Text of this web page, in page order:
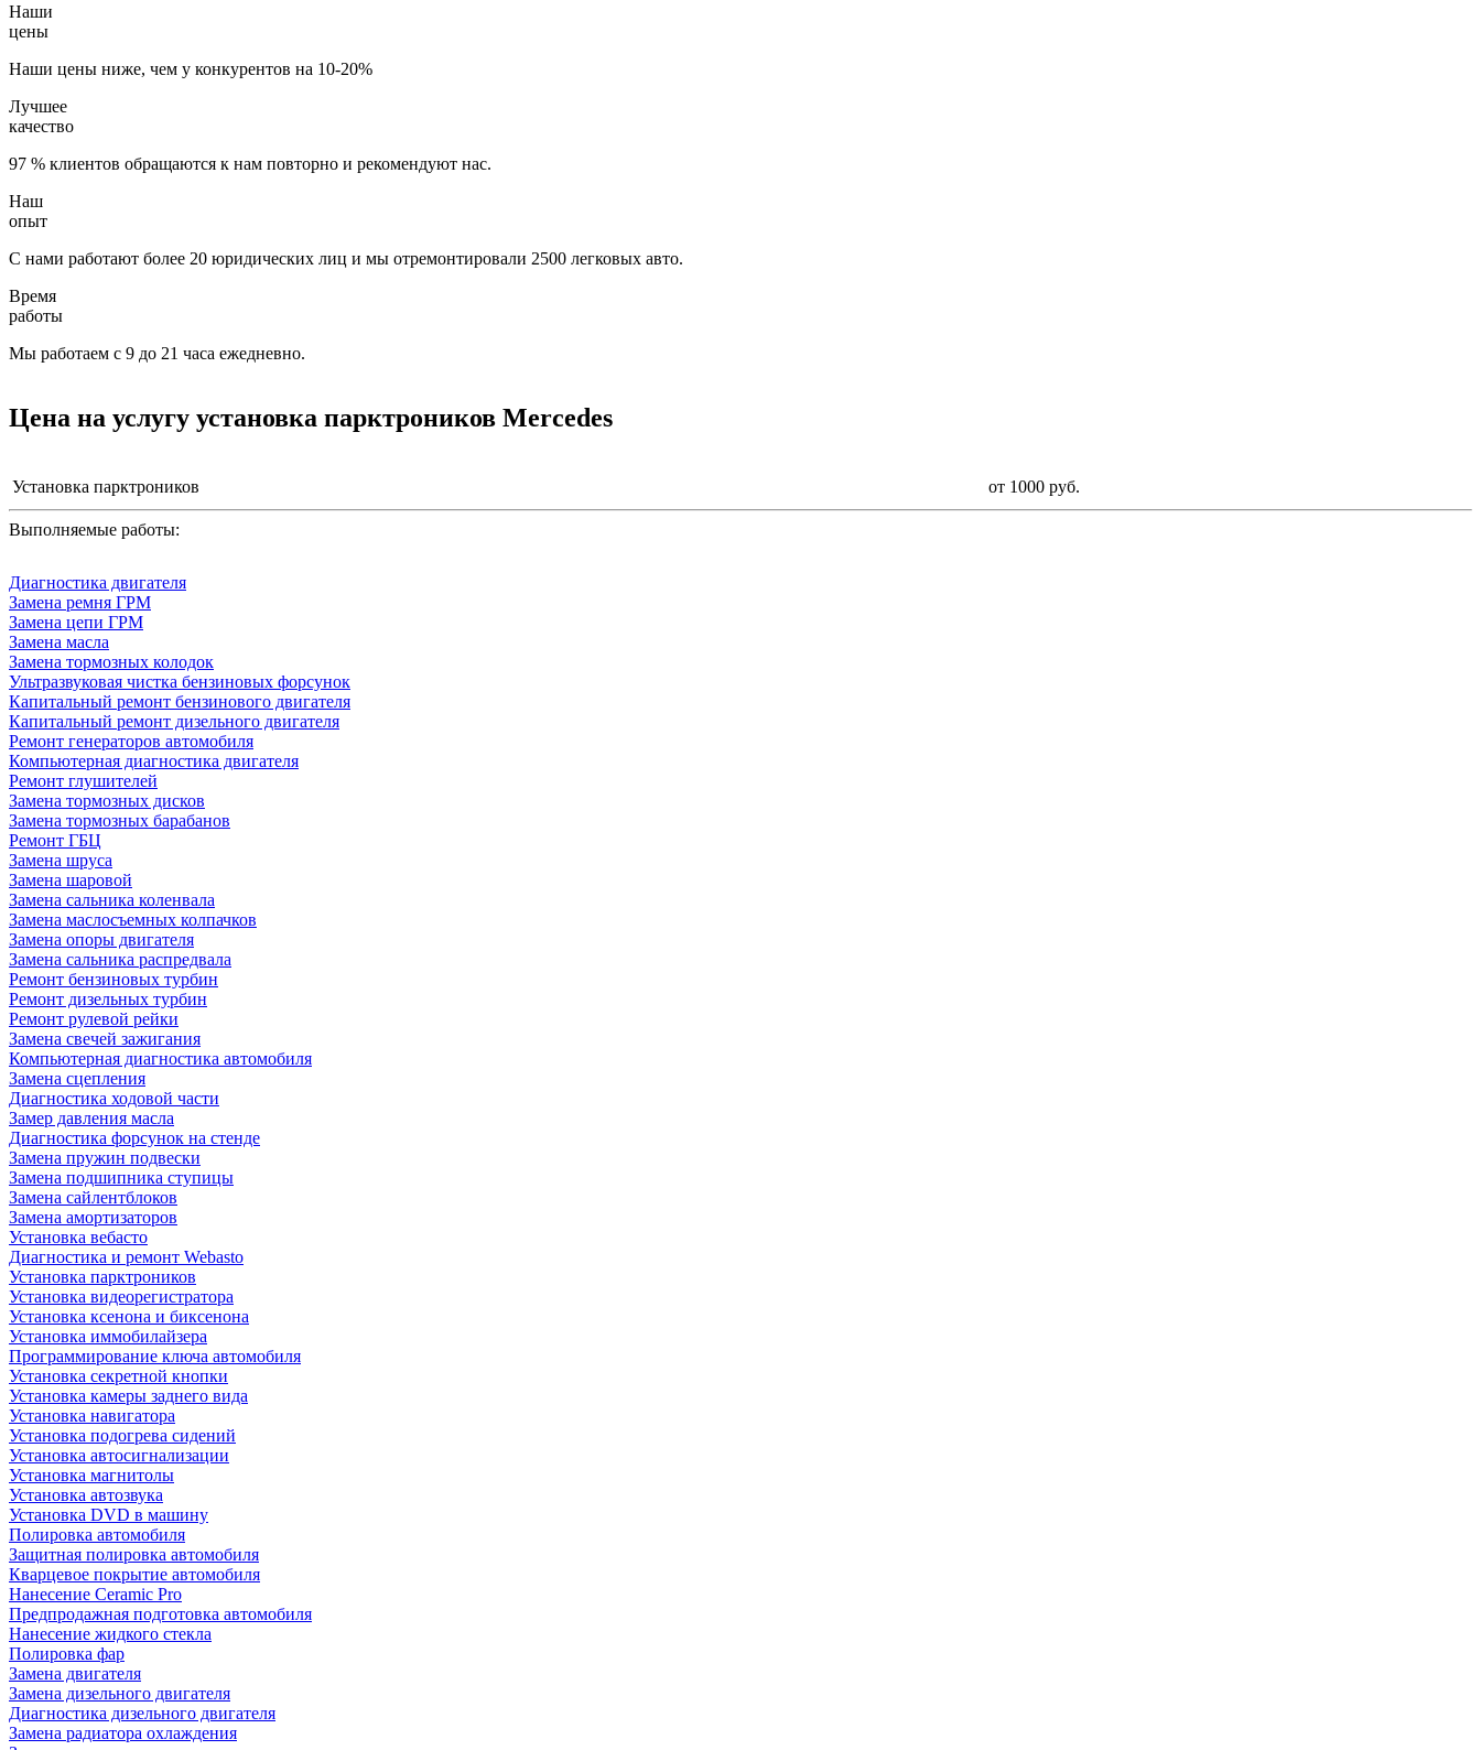
Наши
цены
Наши цены ниже, чем у конкурентов на 10-20%
Лучшее
качество
97 % клиентов обращаются к нам повторно и рекомендуют нас.
Наш
опыт
С нами работают более 20 юридических лиц и мы отремонтировали 2500 легковых авто.
Время
работы
Мы работаем с 9 до 21 часа ежедневно.
Цена на услугу установка парктроников Mercedes
Установка парктроников от 1000 руб.
Выполняемые работы:
Диагностика двигателя
Замена ремня ГРМ
Замена цепи ГРМ
Замена масла
Замена тормозных колодок
Ультразвуковая чистка бензиновых форсунок
Капитальный ремонт бензинового двигателя
Капитальный ремонт дизельного двигателя
Ремонт генераторов автомобиля
Компьютерная диагностика двигателя
Ремонт глушителей
Замена тормозных дисков
Замена тормозных барабанов
Ремонт ГБЦ
Замена шруса
Замена шаровой
Замена сальника коленвала
Замена маслосъемных колпачков
Замена опоры двигателя
Замена сальника распредвала
Ремонт бензиновых турбин
Ремонт дизельных турбин
Ремонт рулевой рейки
Замена свечей зажигания
Компьютерная диагностика автомобиля
Замена сцепления
Диагностика ходовой части
Замер давления масла
Диагностика форсунок на стенде
Замена пружин подвески
Замена подшипника ступицы
Замена сайлентблоков
Замена амортизаторов
Установка вебасто
Диагностика и ремонт Webasto
Установка парктроников
Установка видеорегистратора
Установка ксенона и биксенона
Установка иммобилайзера
Программирование ключа автомобиля
Установка секретной кнопки
Установка камеры заднего вида
Установка навигатора
Установка подогрева сидений
Установка автосигнализации
Установка магнитолы
Установка автозвука
Установка DVD в машину
Полировка автомобиля
Защитная полировка автомобиля
Кварцевое покрытие автомобиля
Нанесение Ceramic Pro
Предпродажная подготовка автомобиля
Нанесение жидкого стекла
Полировка фар
Замена двигателя
Замена дизельного двигателя
Диагностика дизельного двигателя
Замена радиатора охлаждения